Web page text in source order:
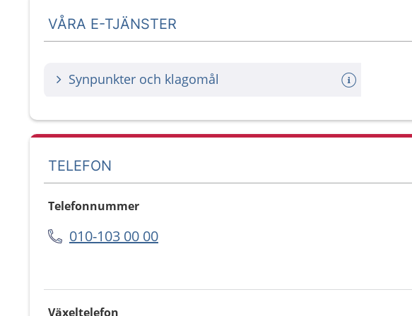
VÅRA E-TJÄNSTER
Synpunkter och klagomål
TELEFON
Telefonnummer
010-103 00 00
Växeltelefon